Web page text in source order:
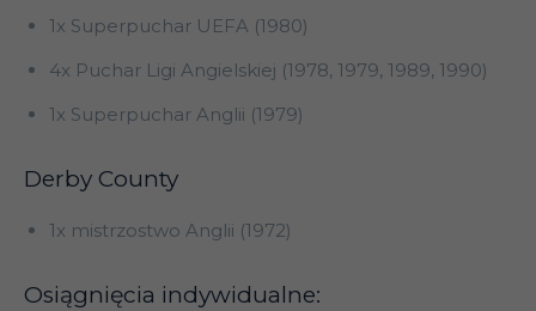
1x Superpuchar UEFA (1980)
4x Puchar Ligi Angielskiej (1978, 1979, 1989, 1990)
1x Superpuchar Anglii (1979)
Derby County
1x mistrzostwo Anglii (1972)
Osiągnięcia indywidualne: